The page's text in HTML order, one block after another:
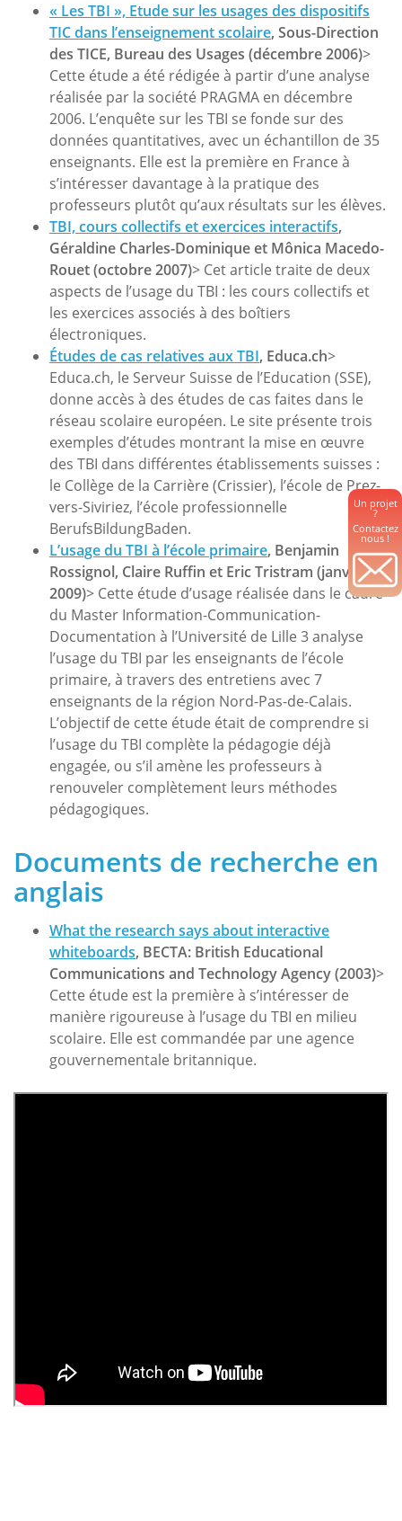
Un projet
?
Contactez
nous !
« Les TBI », Etude sur les usages des dispositifs
TIC dans l’enseignement scolaire, Sous-Direction
des TICE, Bureau des Usages (décembre 2006)>
Cette étude a été rédigée à partir d’une analyse
réalisée par la société PRAGMA en décembre
2006. L’enquête sur les TBI se fonde sur des
données quantitatives, avec un échantillon de 35
enseignants. Elle est la première en France à
s’intéresser davantage à la pratique des
professeurs plutôt qu’aux résultats sur les élèves.
TBI, cours collectifs et exercices interactifs,
Géraldine Charles-Dominique et Mônica Macedo-
Rouet (octobre 2007)> Cet article traite de deux
aspects de l’usage du TBI : les cours collectifs et
les exercices associés à des boîtiers
électroniques.
Études de cas relatives aux TBI, Educa.ch>
Educa.ch, le Serveur Suisse de l’Education (SSE),
donne accès à des études de cas faites dans le
réseau scolaire européen. Le site présente trois
exemples d’études montrant la mise en œuvre
des TBI dans différentes établissements suisses :
le Collège de la Carrière (Crissier), l’école de Prez-
vers-Siviriez, l’école professionnelle
BerufsBildungBaden.
L’usage du TBI à l’école primaire, Benjamin
Rossignol, Claire Ruffin et Eric Tristram (janvier
2009)> Cette étude d’usage réalisée dans le cadre
du Master Information-Communication-
Documentation à l’Université de Lille 3 analyse
l’usage du TBI par les enseignants de l’école
primaire, à travers des entretiens avec 7
enseignants de la région Nord-Pas-de-Calais.
L’objectif de cette étude était de comprendre si
l’usage du TBI complète la pédagogie déjà
engagée, ou s’il amène les professeurs à
renouveler complètement leurs méthodes
pédagogiques.
Documents de recherche en
anglais
What the research says about interactive
whiteboards, BECTA: British Educational
Communications and Technology Agency (2003)>
Cette étude est la première à s’intéresser de
manière rigoureuse à l’usage du TBI en milieu
scolaire. Elle est commandée par une agence
gouvernementale britannique.